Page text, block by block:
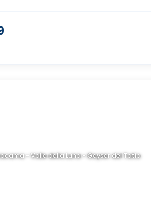
- Valle della Luna - Geyser del Tatio